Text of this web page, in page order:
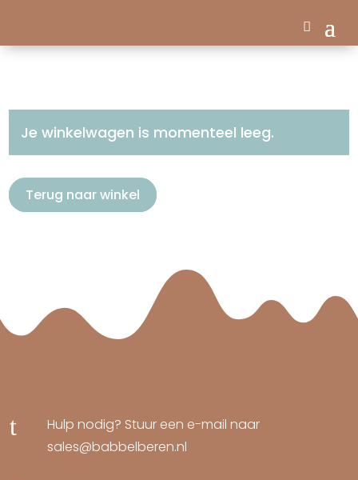
Je winkelwagen is momenteel leeg.
Terug naar winkel
t
Hulp nodig? Stuur een e-mail naar
sales@babbelberen.nl